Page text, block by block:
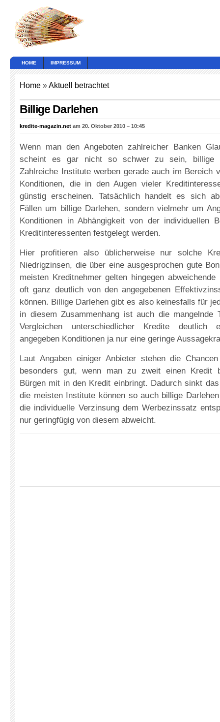
HOME IMPRESSUM
Home »Aktuell betrachtet
Billige Darlehen
kredite-magazin.net am 20. Oktober 2010 – 10:45
Wenn man den Angeboten zahlreicher Banken
scheint es gar nicht so schwer zu sein, billige
Zahlreiche Institute werben gerade auch im Bereich
Konditionen, die in den Augen vieler
günstig erscheinen. Tatsächlich handelt es sich
Fällen um billige Darlehen, sondern vielmehr um
Konditionen in Abhängigkeit von der individuellen
Kreditinteressenten festgelegt werden.
Hier profitieren also üblicherweise nur solche
Niedrigzinsen, die über eine ausgesprochen gute
meisten Kreditnehmer gelten hingegen
oft ganz deutlich von den angegebenen
können. Billige Darlehen gibt es also keinesfalls für
in diesem Zusammenhang ist auch die mangelnde
Vergleichen unterschiedlicher Kredite deutlich
angegeben Konditionen ja nur eine geringe
Laut Angaben einiger Anbieter stehen die
besonders gut, wenn man zu zweit einen Kredit
Bürgen mit in den Kredit einbringt. Dadurch sinkt
die meisten Institute können so auch billige
die individuelle Verzinsung dem Werbezinssatz
nur geringfügig von diesem abweicht.